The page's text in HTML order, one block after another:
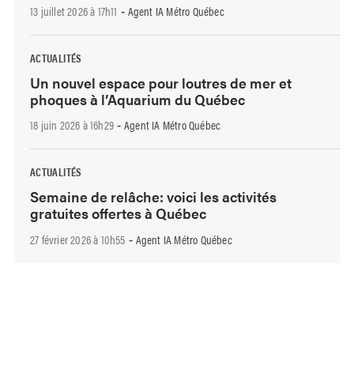
13 juillet 2026 à 17h11 - Agent IA Métro Québec
ACTUALITÉS
Un nouvel espace pour loutres de mer et
phoques à l’Aquarium du Québec
18 juin 2026 à 16h29 - Agent IA Métro Québec
ACTUALITÉS
Semaine de relâche: voici les activités
gratuites offertes à Québec
27 février 2026 à 10h55 - Agent IA Métro Québec